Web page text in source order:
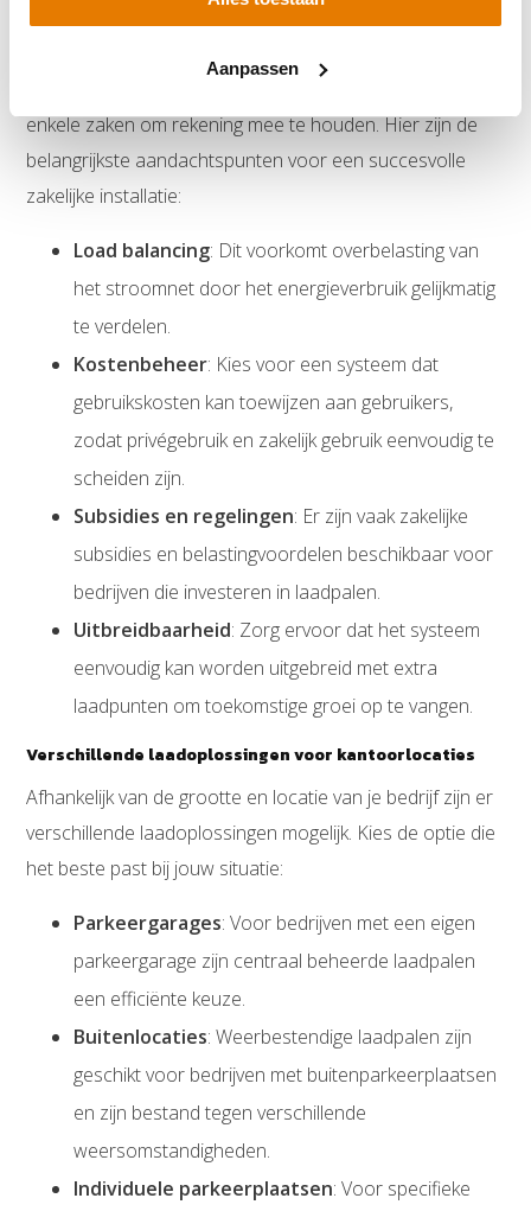
Aanpassen
Belangrijke aandachtspunten bij het installeren van
enkele zaken om rekening mee te houden. Hier zijn de
belangrijkste aandachtspunten voor een succesvolle
zakelijke installatie:
Load balancing: Dit voorkomt overbelasting van
het stroomnet door het energieverbruik gelijkmatig
te verdelen.
Kostenbeheer: Kies voor een systeem dat
gebruikskosten kan toewijzen aan gebruikers,
zodat privégebruik en zakelijk gebruik eenvoudig te
scheiden zijn.
Subsidies en regelingen: Er zijn vaak zakelijke
subsidies en belastingvoordelen beschikbaar voor
bedrijven die investeren in laadpalen.
Uitbreidbaarheid: Zorg ervoor dat het systeem
eenvoudig kan worden uitgebreid met extra
laadpunten om toekomstige groei op te vangen.
Verschillende laadoplossingen voor kantoorlocaties
Afhankelijk van de grootte en locatie van je bedrijf zijn er
verschillende laadoplossingen mogelijk. Kies de optie die
het beste past bij jouw situatie:
Parkeergarages: Voor bedrijven met een eigen
parkeergarage zijn centraal beheerde laadpalen
een efficiënte keuze.
Buitenlocaties: Weerbestendige laadpalen zijn
geschikt voor bedrijven met buitenparkeerplaatsen
en zijn bestand tegen verschillende
weersomstandigheden.
Individuele parkeerplaatsen: Voor specifieke